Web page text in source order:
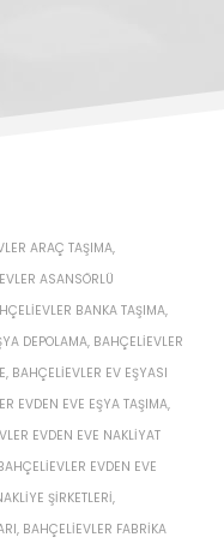
ARAÇ TAŞIMA,
ASANSÖRLÜ
BANKA TAŞIMA,
DEPOLAMA, BAHÇELIEVLER
, BAHÇELIEVLER EV EŞYASI
EVDEN EVE EŞYA TAŞIMA,
EVDEN EVE NAKLIYAT
EVDEN EVE
ŞIRKETLERI,
, BAHÇELIEVLER FABRIKA